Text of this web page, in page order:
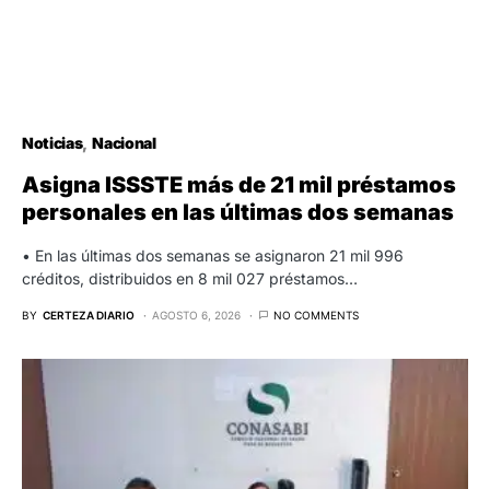
Noticias Nacional
Asigna ISSSTE más de 21 mil préstamos
personales en las últimas dos semanas
• En las últimas dos semanas se asignaron 21 mil 996
créditos, distribuidos en 8 mil 027 préstamos…
BY CERTEZA DIARIO AGOSTO 6, 2026 NO COMMENTS